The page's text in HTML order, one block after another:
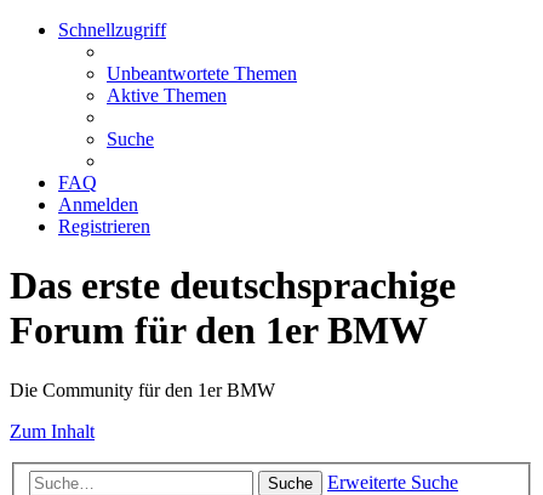
Schnellzugriff
Unbeantwortete Themen
Aktive Themen
Suche
FAQ
Anmelden
Registrieren
Das erste deutschsprachige
Forum für den 1er BMW
Die Community für den 1er BMW
Zum Inhalt
Suche Erweiterte Suche